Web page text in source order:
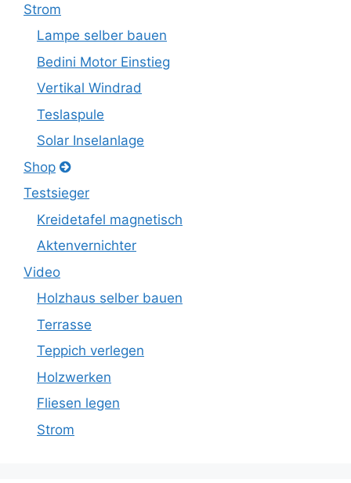
Strom
Lampe selber bauen
Bedini Motor Einstieg
Vertikal Windrad
Teslaspule
Solar Inselanlage
Shop
Testsieger
Kreidetafel magnetisch
Aktenvernichter
Video
Holzhaus selber bauen
Terrasse
Teppich verlegen
Holzwerken
Fliesen legen
Strom